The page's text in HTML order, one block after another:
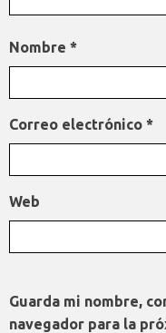
Nombre *
Correo electrónico *
Web
Guarda mi nombre,
navegador para la